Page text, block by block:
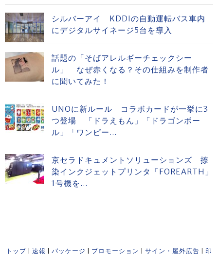
シルバーアイ KDDIの自動運転バス車内
にデジタルサイネージ5台を導入
話題の「そばアレルギーチェックシー
ル」 なぜ赤くなる？その仕組みを制作者
に聞いてみた！
UNOに新ルール コラボカードが一挙に3
つ登場 「ドラえもん」「ドラゴンボー
ル」「ワンピー...
京セラドキュメントソリューションズ 捺
染インクジェットプリンタ「FOREARTH」
1号機を...
トップ 速報 パッケージ プロモーション サイン・屋外広告 印